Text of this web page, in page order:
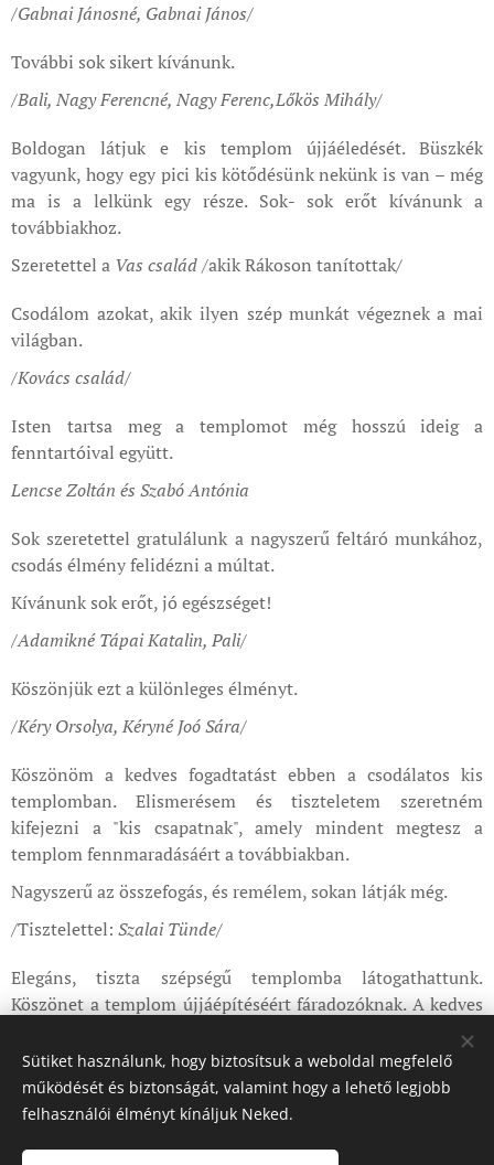
/Gabnai Jánosné, Gabnai János/
További sok sikert kívánunk.
/Bali, Nagy Ferencné, Nagy Ferenc,Lőkös Mihály/
Boldogan látjuk e kis templom újjáéledését. Büszkék
vagyunk, hogy egy pici kis kötődésünk nekünk is van – még
ma is a lelkünk egy része. Sok- sok erőt kívánunk a
továbbiakhoz.
Szeretettel a Vas család/akik Rákoson tanítottak/
Csodálom azokat, akik ilyen szép munkát végeznek a mai
világban.
/Kovács család/
Isten tartsa meg a templomot még hosszú ideig a
fenntartóival együtt.
Lencse Zoltán és Szabó Antónia
Sok szeretettel gratulálunk a nagyszerű feltáró munkához,
csodás élmény felidézni a múltat.
Kívánunk sok erőt, jó egészséget!
/Adamikné Tápai Katalin, Pali/
Köszönjük ezt a különleges élményt.
/Kéry Orsolya, Kéryné Joó Sára/
Köszönöm a kedves fogadtatást ebben a csodálatos kis
templomban. Elismerésem és tiszteletem szeretném
kifejezni a "kis csapatnak", amely mindent megtesz a
templom fennmaradásáért a továbbiakban.
Nagyszerű az összefogás, és remélem, sokan látják még.
/Tisztelettel: Szalai Tünde/
Elegáns, tiszta szépségű templomba látogathattunk.
Köszönet a templom újjáépítéséért fáradozóknak. A kedves
vendégszeretetért hála. Derűben, jó egészségben eltöltött
éveket kívánunk.
/Szeretettel: Bokorné Nagy Katalin és 8 fős családja/
Sütiket használunk, hogy biztosítsuk a weboldal megfelelő
működését és biztonságát, valamint hogy a lehető legjobb
felhasználói élményt kínáljuk Neked.